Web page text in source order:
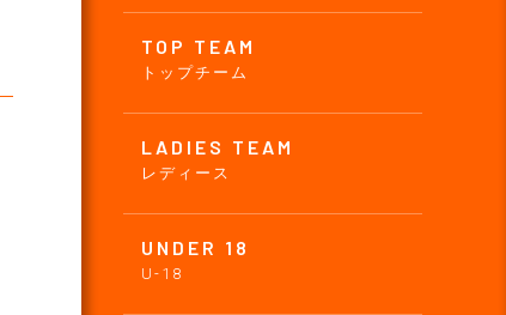
TOP TEAM
トップチーム
LADIES TEAM
レディース
UNDER 18
U-18